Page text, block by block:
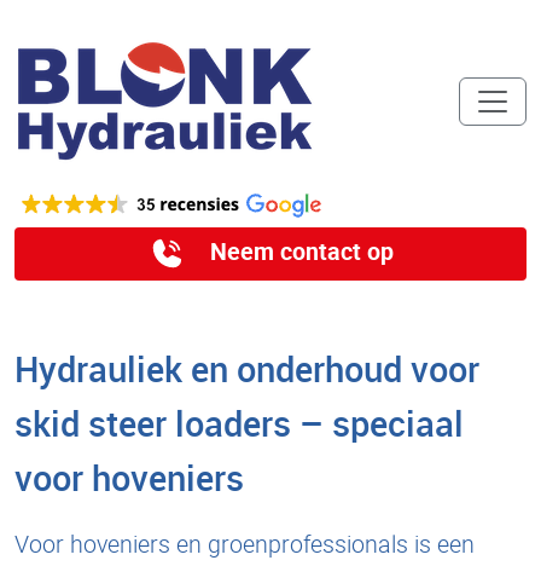
Neem contact op
Hydrauliek en onderhoud voor
skid steer loaders – speciaal
voor hoveniers
Voor hoveniers en groenprofessionals is een